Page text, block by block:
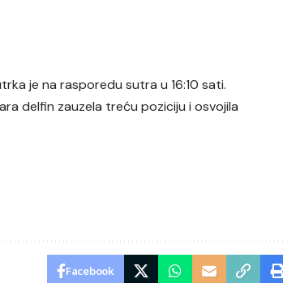
je na rasporedu sutra u 16:10 sati.
delfin zauzela treću poziciju i osvojila
Facebook